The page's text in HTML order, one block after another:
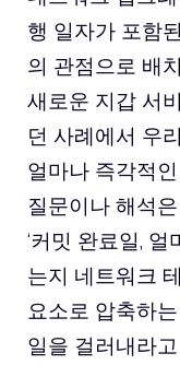
행 일자가 포함
의 관점으로 배
새로운 지갑 서
던 사례에서 우
얼마나 즉각적
질문이나 해석
‘커밋 완료일,
는지 네트워크
요소로 압축하
일을 걸러내라